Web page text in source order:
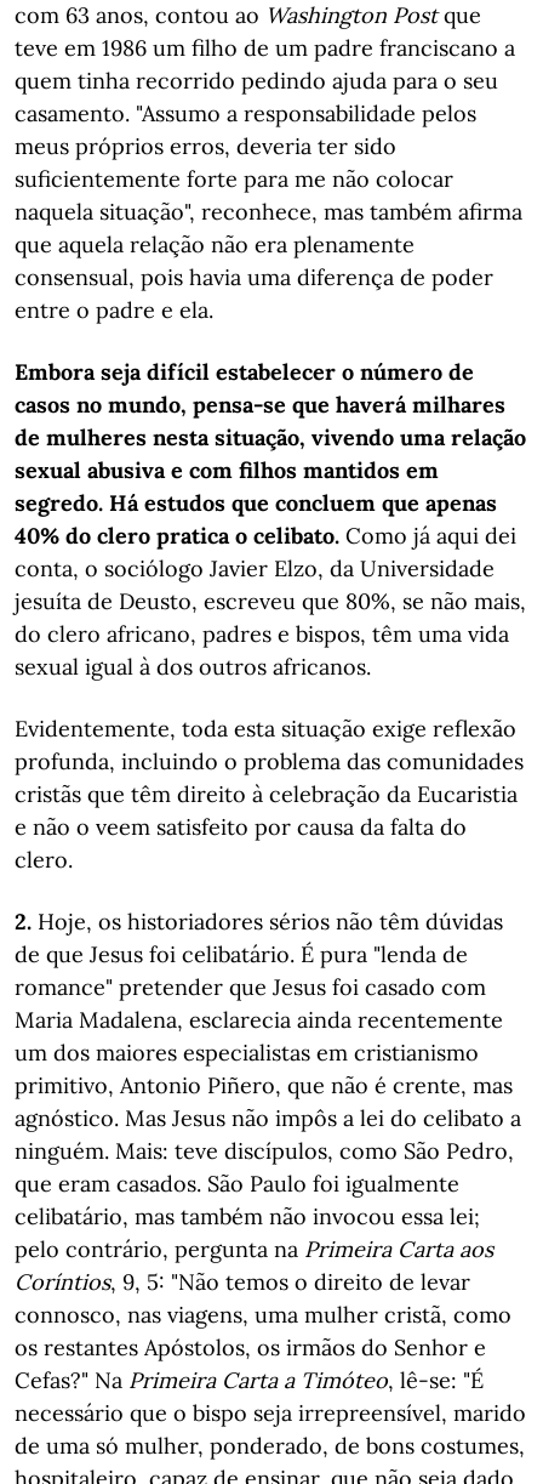
com 63 anos, contou ao Washington Postque
teve em 1986 um filho de um padre franciscano a
quem tinha recorrido pedindo ajuda para o seu
casamento. "Assumo a responsabilidade pelos
meus próprios erros, deveria ter sido
suficientemente forte para me não colocar
naquela situação", reconhece, mas também afirma
que aquela relação não era plenamente
consensual, pois havia uma diferença de poder
entre o padre e ela.
Embora seja difícil estabelecer o número de
casos no mundo, pensa-se que haverá milhares
de mulheres nesta situação, vivendo uma relação
sexual abusiva e com filhos mantidos em
segredo. Há estudos que concluem que apenas
40% do clero pratica o celibato. Como já aqui dei
conta, o sociólogo Javier Elzo, da Universidade
jesuíta de Deusto, escreveu que 80%, se não mais,
do clero africano, padres e bispos, têm uma vida
sexual igual à dos outros africanos.
Evidentemente, toda esta situação exige reflexão
profunda, incluindo o problema das comunidades
cristãs que têm direito à celebração da Eucaristia
e não o veem satisfeito por causa da falta do
clero.
2. Hoje, os historiadores sérios não têm dúvidas
de que Jesus foi celibatário. É pura "lenda de
romance" pretender que Jesus foi casado com
Maria Madalena, esclarecia ainda recentemente
um dos maiores especialistas em cristianismo
primitivo, Antonio Piñero, que não é crente, mas
agnóstico. Mas Jesus não impôs a lei do celibato a
ninguém. Mais: teve discípulos, como São Pedro,
que eram casados. São Paulo foi igualmente
celibatário, mas também não invocou essa lei;
pelo contrário, pergunta na Primeira Carta aos
Coríntios, 9, 5: "Não temos o direito de levar
connosco, nas viagens, uma mulher cristã, como
os restantes Apóstolos, os irmãos do Senhor e
Cefas?" Na Primeira Carta a Timóteo, lê-se: "É
necessário que o bispo seja irrepreensível, marido
de uma só mulher, ponderado, de bons costumes,